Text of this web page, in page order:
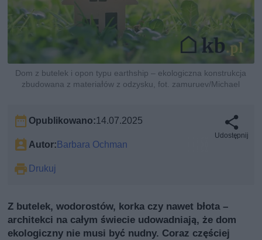
Dom z butelek i opon typu earthship – ekologiczna konstrukcja
zbudowana z materiałów z odzysku, fot. zamuruev/Michael
Opublikowano:14.07.2025
Autor: Barbara Ochman
Drukuj
Udostępnij
Z butelek, wodorostów, korka czy nawet błota –
architekci na całym świecie udowadniają, że dom
ekologiczny nie musi być nudny. Coraz częściej